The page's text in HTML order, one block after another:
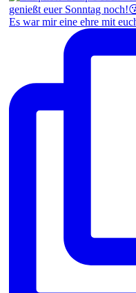
Es war mir eine ehre mit